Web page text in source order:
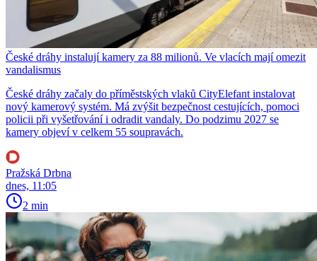
České dráhy instalují kamery za 88 milionů. Ve vlacích mají omezit
vandalismus
České dráhy začaly do příměstských vlaků CityElefant instalovat
nový kamerový systém. Má zvýšit bezpečnost cestujících, pomoci
policii při vyšetřování i odradit vandaly. Do podzimu 2027 se
kamery objeví v celkem 55 soupravách.
Pražská Drbna
dnes, 11:05
2 min